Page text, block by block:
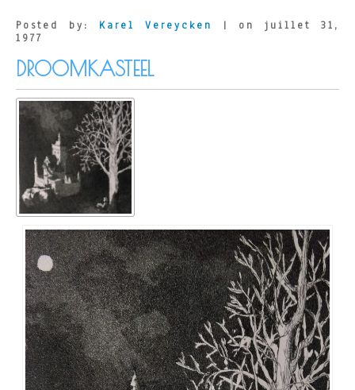
Posted by: Karel Vereycken
| on juillet 31,
1977
DROOMKASTEEL